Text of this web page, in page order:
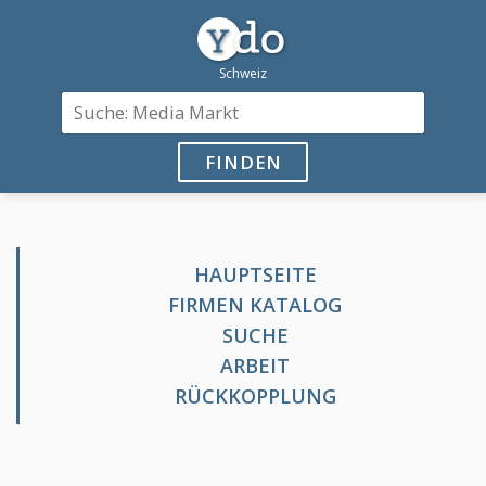
FINDEN
HAUPTSEITE
FIRMEN KATALOG
SUCHE
ARBEIT
RÜCKKOPPLUNG